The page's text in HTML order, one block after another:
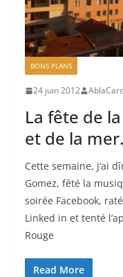
BONS PLANS
24 juin 2012
La fête de
et de la
Cette semaine, j’ai
Gomez, fêté la
soirée Facebook,
Linked in et tenté
Rouge
Read More